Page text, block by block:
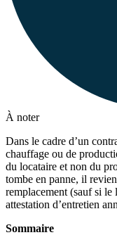
À noter
Dans le cadre d’un
chauffage ou de
du locataire et non du
tombe en panne, il
remplacement (sauf si le
attestation d’entretien
Sommaire